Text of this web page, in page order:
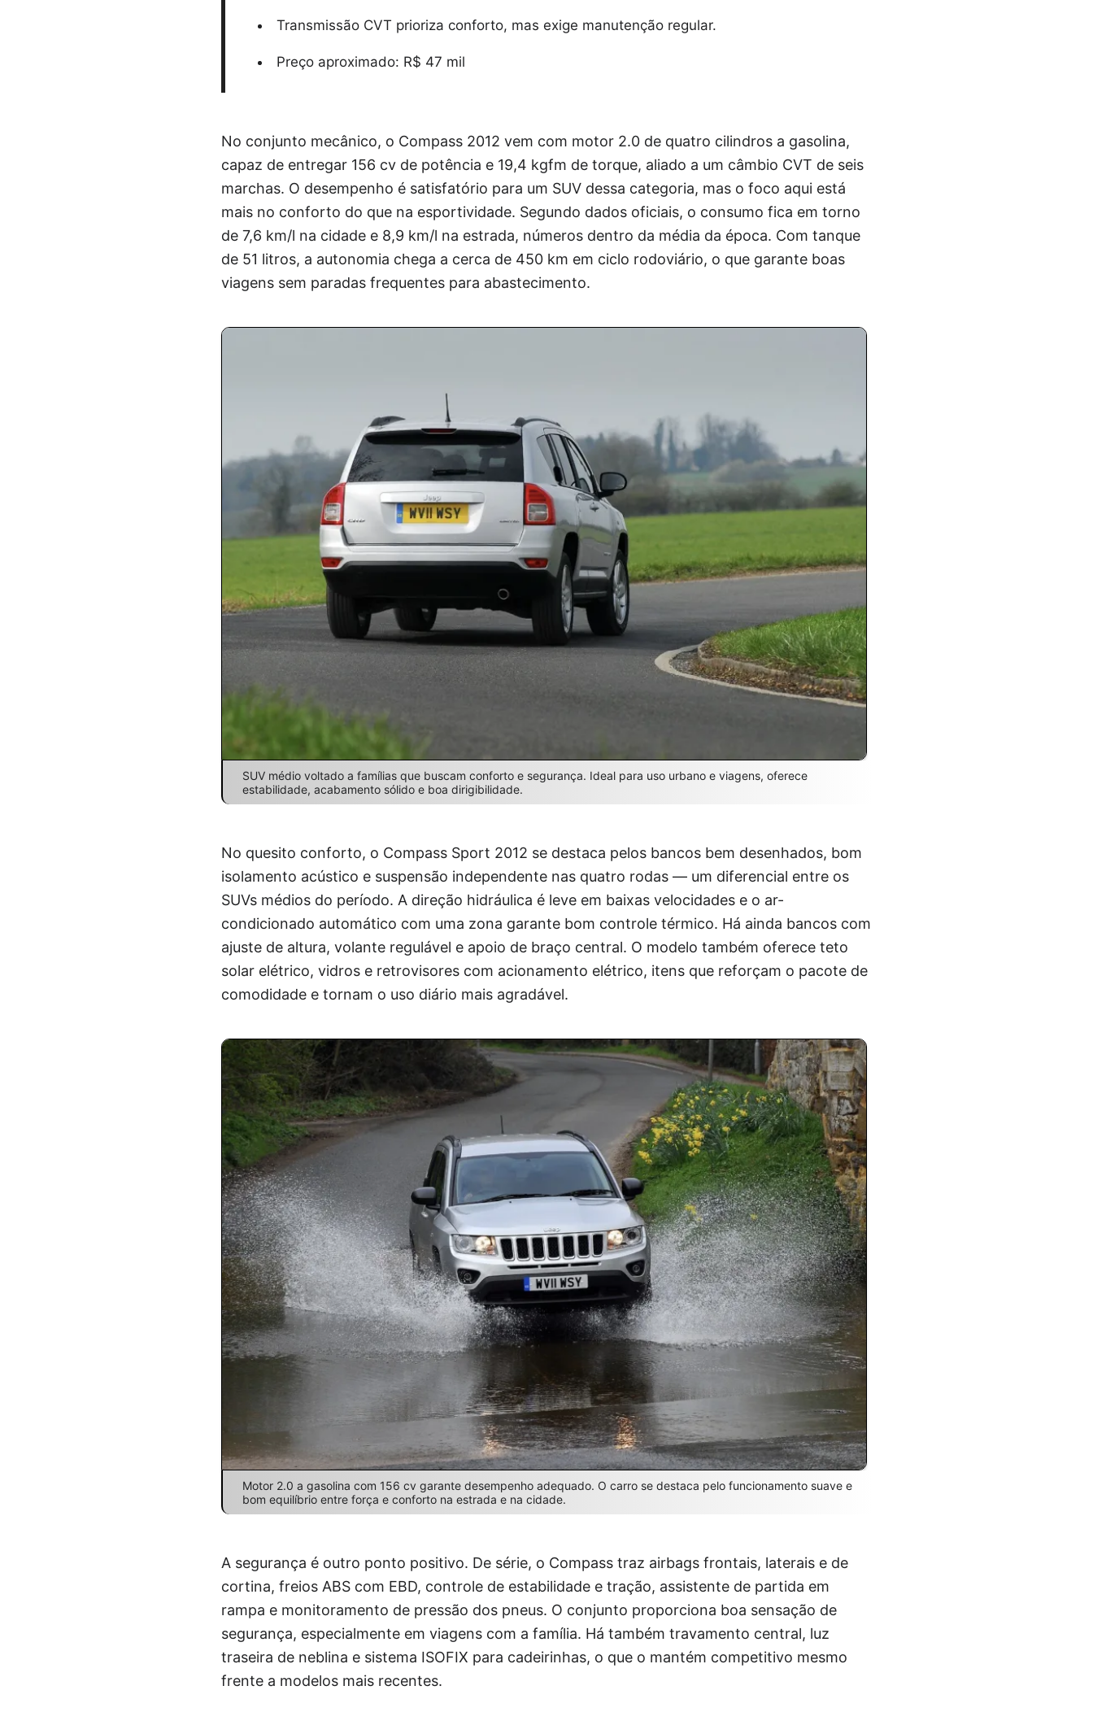
Transmissão CVT prioriza conforto, mas exige manutenção regular.
Preço aproximado: R$ 47 mil
No conjunto mecânico, o Compass 2012 vem com motor 2.0 de quatro cilindros a gasolina,
capaz de entregar 156 cv de potência e 19,4 kgfm de torque, aliado a um câmbio CVT de seis
marchas. O desempenho é satisfatório para um SUV dessa categoria, mas o foco aqui está
mais no conforto do que na esportividade. Segundo dados oficiais, o consumo fica em torno
de 7,6 km/l na cidade e 8,9 km/l na estrada, números dentro da média da época. Com tanque
de 51 litros, a autonomia chega a cerca de 450 km em ciclo rodoviário, o que garante boas
viagens sem paradas frequentes para abastecimento.
SUV médio voltado a famílias que buscam conforto e segurança. Ideal para uso urbano e viagens, oferece
estabilidade, acabamento sólido e boa dirigibilidade.
No quesito conforto, o Compass Sport 2012 se destaca pelos bancos bem desenhados, bom
isolamento acústico e suspensão independente nas quatro rodas — um diferencial entre os
SUVs médios do período. A direção hidráulica é leve em baixas velocidades e o ar-
condicionado automático com uma zona garante bom controle térmico. Há ainda bancos com
ajuste de altura, volante regulável e apoio de braço central. O modelo também oferece teto
solar elétrico, vidros e retrovisores com acionamento elétrico, itens que reforçam o pacote de
comodidade e tornam o uso diário mais agradável.
Motor 2.0 a gasolina com 156 cv garante desempenho adequado. O carro se destaca pelo funcionamento suave e
bom equilíbrio entre força e conforto na estrada e na cidade.
A segurança é outro ponto positivo. De série, o Compass traz airbags frontais, laterais e de
cortina, freios ABS com EBD, controle de estabilidade e tração, assistente de partida em
rampa e monitoramento de pressão dos pneus. O conjunto proporciona boa sensação de
segurança, especialmente em viagens com a família. Há também travamento central, luz
traseira de neblina e sistema ISOFIX para cadeirinhas, o que o mantém competitivo mesmo
frente a modelos mais recentes.